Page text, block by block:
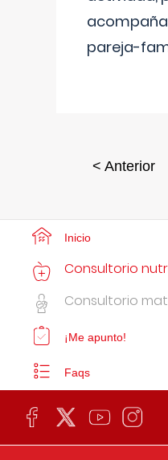
pareja-
< Anterior
Inicio
Consultorio
Consultorio
¡Me apunto!
Faqs